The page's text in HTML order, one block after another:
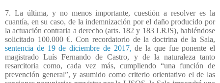
7. La última, y no menos importante, cuestión a resolver es la
cuantía, en su caso, de la indemnización por el daño producido por
la actuación contraria a derecho (arts. 182 y 183 LRJS), habiéndose
solicitado 100.000 €. Con recordatorio de la doctrina de la Sala,
sentencia de 19 de diciembre de 2017,de la que fue ponente el
magistrado Luís Fernando de Castro, y de la naturaleza tanto
resarcitoria como, cada vez más, cumpliendo “una función de
prevención general”, y asumido como criterio orientativo el de las